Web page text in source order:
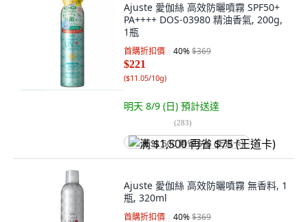
Ajuste 愛伽絲 高效防曬噴霧 SPF50+
PA++++ DOS-03980 精油香氣, 200g,
1瓶
首購折扣價 40%$369
$221
($11.05/10g)
明天 8/9 (日) 預計送達
(283)
满 $1,500 再省 $75 (王道卡)
Ajuste 愛伽絲 高效防曬噴霧 無香料, 1
瓶, 320ml
首購折扣價 40%$369